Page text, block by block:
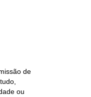
de
ou